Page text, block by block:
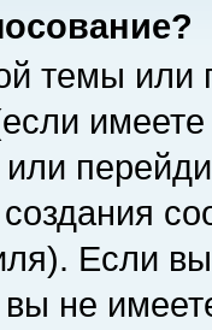
темы или
Если
не